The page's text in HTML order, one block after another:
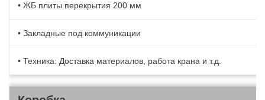
• ЖБ плиты перекрытия 200 мм
• Закладные под коммуникации
• Техника: Доставка материалов, работа крана и т.д.